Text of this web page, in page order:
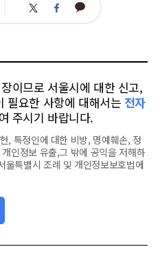
트 페 카
이므로 서울시에 대한 신고,
필요한 사항에 대해서는 전자
주시기 바랍니다.
, 특정인에 대한 비방, 명예훼손, 정
인정보 유출,그 밖에 공익을 저해하
울특별시 조례 및 개인정보보호법에